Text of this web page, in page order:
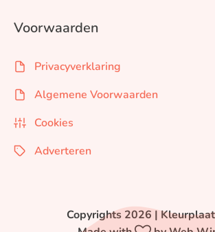
Voorwaarden
Privacyverklaring
Algemene Voorwaarden
Cookies
Adverteren
Copyrights 2026 |